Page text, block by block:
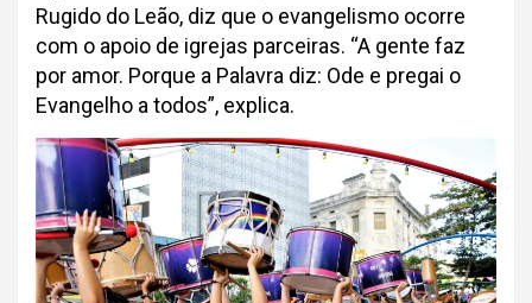
Rugido do Leão, diz que o evangelismo ocorre
com o apoio de igrejas parceiras. “A gente faz
por amor. Porque a Palavra diz: Ode e pregai o
Evangelho a todos”, explica.